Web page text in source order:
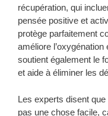
récupération, qui
pensée positive et
protège parfaitement
améliore
soutient également le
et aide à éliminer les
Les experts disent
pas une chose facile,